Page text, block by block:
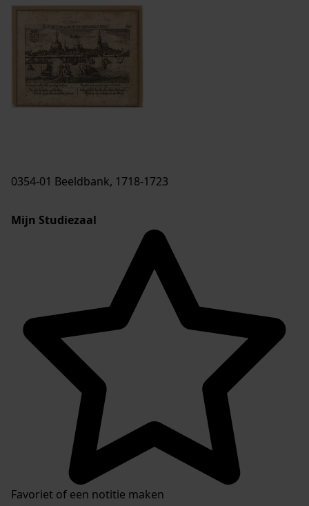
0354-01 Beeldbank, 1718-1723
Mijn Studiezaal
Favoriet of een notitie maken